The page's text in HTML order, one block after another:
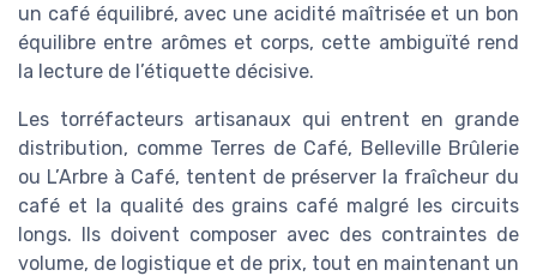
un café équilibré, avec une acidité maîtrisée et un bon
équilibre entre arômes et corps, cette ambiguïté rend
la lecture de l’étiquette décisive.
Les torréfacteurs artisanaux qui entrent en grande
distribution, comme Terres de Café, Belleville Brûlerie
ou L’Arbre à Café, tentent de préserver la fraîcheur du
café et la qualité des grains café malgré les circuits
longs. Ils doivent composer avec des contraintes de
volume, de logistique et de prix, tout en maintenant un